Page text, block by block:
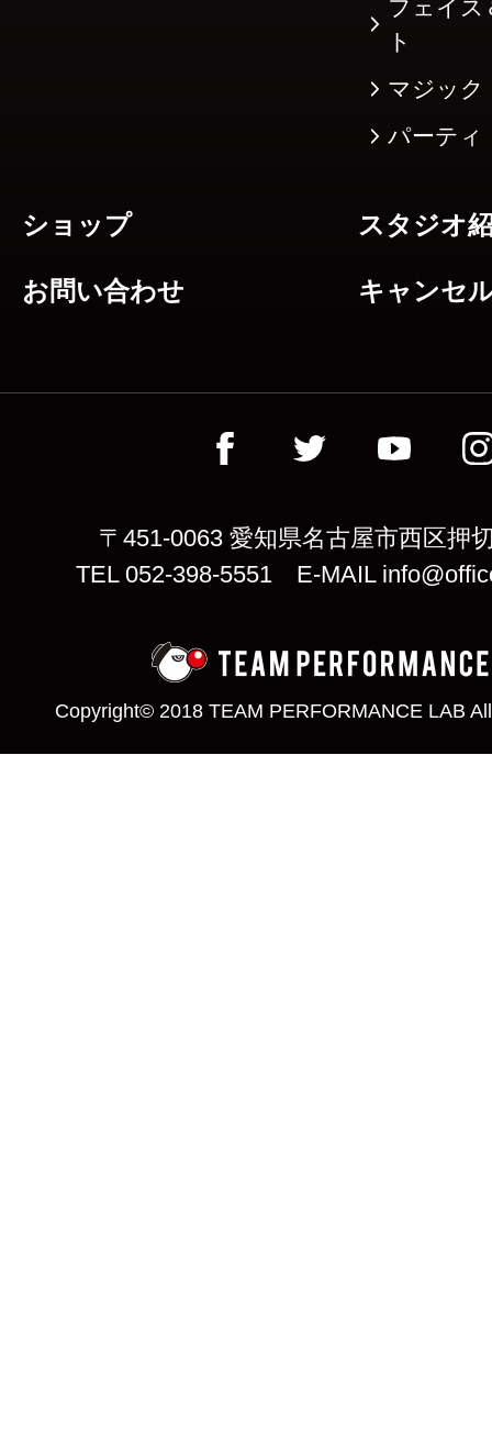
フェイス
ト
マジック
パーティ
ショップ スタジオ
お問い合わせ キャンセ
〒451-0063 愛知県名古屋市西区押
TEL 052-398-5551 E-MAIL
Copyright© 2018 TEAM PERFORMANCE LAB